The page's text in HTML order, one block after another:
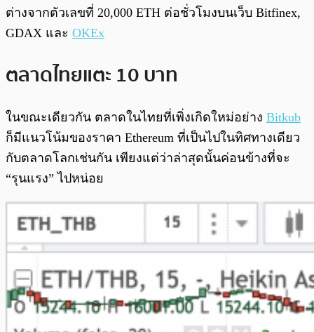
ต่างจากตัวเลขที่ 20,000 ETH ต่อชั่วโมงบนเว็บ Bitfinex,
GDAX และ OKEx
ตลาดไทยแตะ 10 บาท
ในขณะเดียวกัน ตลาดในไทยที่เพิ่งเกิดใหม่อย่าง Bitkub
ก็มีแนวโน้มของราคา Ethereum ที่เป็นไปในทิศทางเดียว
กับตลาดโลกเช่นกัน เพียงแต่ว่าล่าสุดนั้นค่อนข้างที่จะ
“รุนแรง” ไปหน่อย